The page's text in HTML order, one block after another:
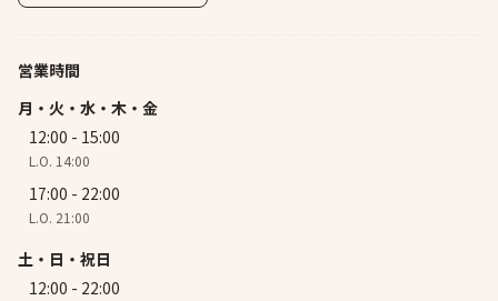
営業時間
月・火・水・木・金
12:00 - 15:00
L.O. 14:00
17:00 - 22:00
L.O. 21:00
土・日・祝日
12:00 - 22:00